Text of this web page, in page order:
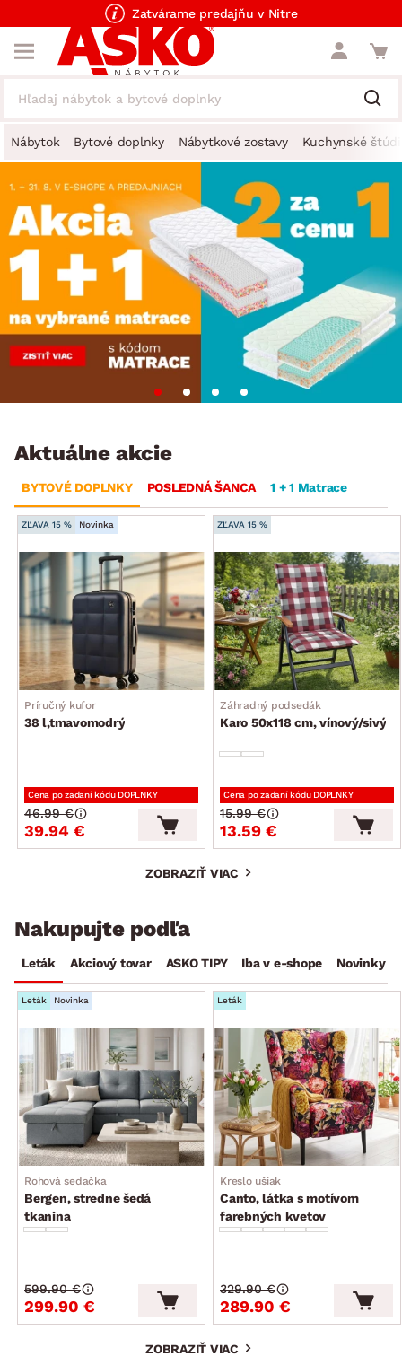
Zatvárame predajňu v Nitre
Nábytok Bytové doplnky Nábytkové zostavy Kuchynské
Aktuálne akcie
BYTOVÉ DOPLNKY POSLEDNÁ ŠANCA 1 + 1 Matrace
ZĽAVA 15 % Novinka
Príručný kufor
38 l,tmavomodrý
Cena po zadaní kódu DOPLNKY
39.94 €
46.99 €
ZĽAVA 15 %
Záhradný podsedák
Karo 50x118 cm, vínový/sivý
Cena po zadaní kódu DOPLNKY
13.59 €
15.99 €
ZOBRAZIŤ VIAC
Nakupujte podľa
Leták Akciový tovar ASKO TIPY Iba v e-shope Novinky
Leták Novinka
Rohová sedačka
Bergen, stredne šedá
tkanina
299.90 €
599.90 €
Leták
Kreslo ušiak
Canto, látka s motívom
farebných kvetov
289.90 €
329.90 €
ZOBRAZIŤ VIAC